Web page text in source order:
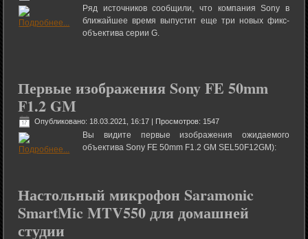
Ряд источников сообщили, что компания Sony в
ближайшее время выпустит еще три новых фикс-
объектива серии G.
Первые изображения Sony FE 50mm
F1.2 GM
Опубликовано: 18.03.2021, 16:17 | Просмотров: 1547
Вы видите первые изображения ожидаемого
объектива Sony FE 50mm F1.2 GM SEL50F12GM):
Настольный микрофон Saramonic
SmartMic MTV550 для домашней
студии